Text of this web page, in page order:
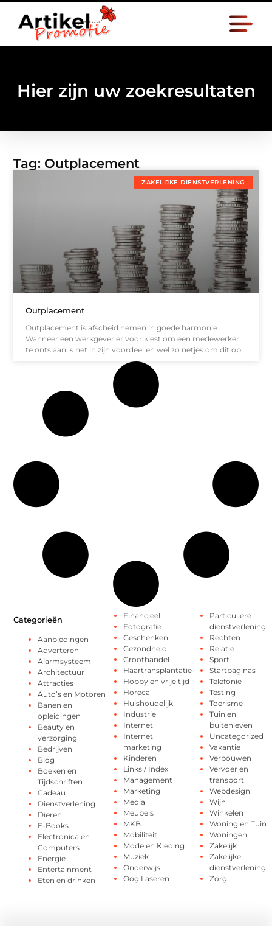
Hier zijn uw zoekresultaten
Tag: Outplacement
ZAKELIJKE DIENSTVERLENING
Outplacement
Outplacement is afscheid nemen in goede harmonie
Wanneer een werkgever er voor kiest om een medewerker
te ontslaan is het in zijn voordeel en wel zo netjes om dit op
Categorieën
Aanbiedingen
Adverteren
Alarmsysteem
Architectuur
Attracties
Auto’s en Motoren
Banen en
opleidingen
Beauty en
verzorging
Bedrijven
Blog
Boeken en
Tijdschriften
Cadeau
Dienstverlening
Dieren
E-Books
Electronica en
Computers
Energie
Entertainment
Eten en drinken
Financieel
Fotografie
Geschenken
Gezondheid
Groothandel
Haartransplantatie
Hobby en vrije tijd
Horeca
Huishoudelijk
Industrie
Internet
Internet
marketing
Kinderen
Links / Index
Management
Marketing
Media
Meubels
MKB
Mobiliteit
Mode en Kleding
Muziek
Onderwijs
Oog Laseren
Particuliere
dienstverlening
Rechten
Relatie
Sport
Startpaginas
Telefonie
Testing
Toerisme
Tuin en
buitenleven
Uncategorized
Vakantie
Verbouwen
Vervoer en
transport
Webdesign
Wijn
Winkelen
Woning en Tuin
Woningen
Zakelijk
Zakelijke
dienstverlening
Zorg